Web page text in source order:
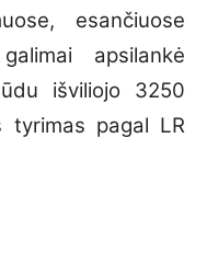
esančiuose
apsilankė
išviliojo 3250
tyrimas pagal LR